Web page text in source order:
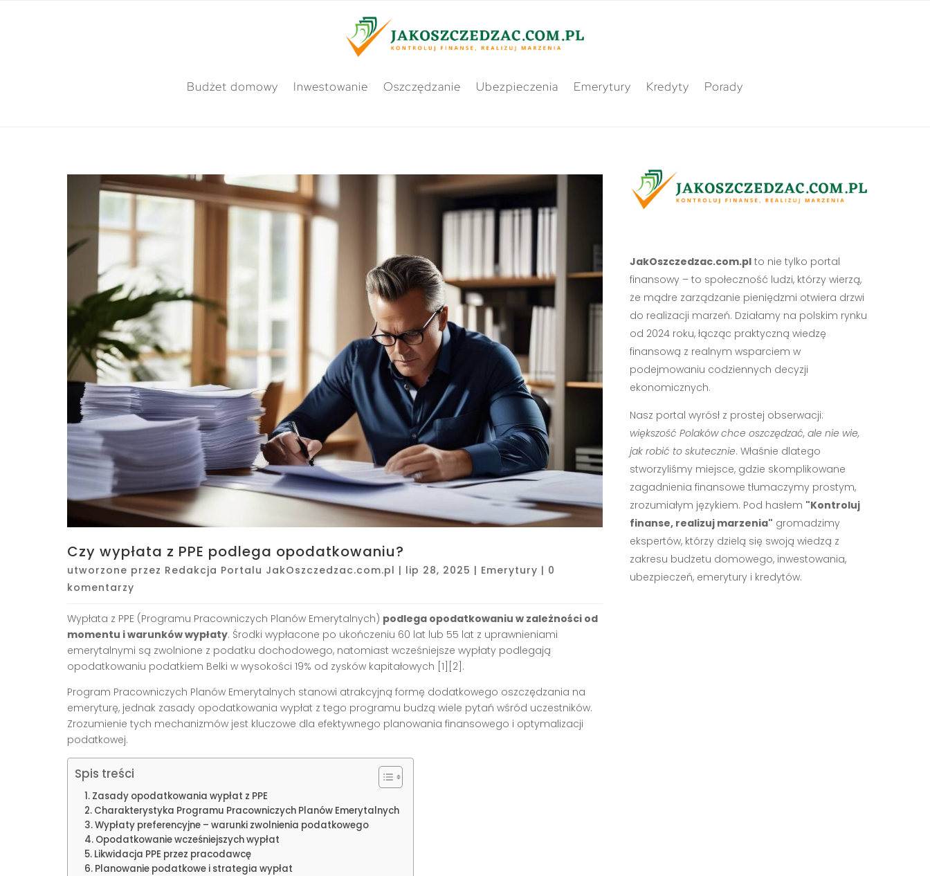
Budżet domowy Inwestowanie Oszczędzanie Ubezpieczenia Emerytury Kredyty Porady
Czy wypłata z PPE podlega opodatkowaniu?
utworzone przez Redakcja Portalu JakOszczedzac.com.pl | lip 28, 2025 | Emerytury | 0
komentarzy
Wypłata z PPE (Programu Pracowniczych Planów Emerytalnych) podlega opodatkowaniu w zależności od
momentu i warunków wypłaty. Środki wypłacone po ukończeniu 60 lat lub 55 lat z uprawnieniami
emerytalnymi są zwolnione z podatku dochodowego, natomiast wcześniejsze wypłaty podlegają
opodatkowaniu podatkiem Belki w wysokości 19% od zysków kapitałowych [1][2].
Program Pracowniczych Planów Emerytalnych stanowi atrakcyjną formę dodatkowego oszczędzania na
emeryturę, jednak zasady opodatkowania wypłat z tego programu budzą wiele pytań wśród uczestników.
Zrozumienie tych mechanizmów jest kluczowe dla efektywnego planowania finansowego i optymalizacji
podatkowej.
Spis treści
Zasady opodatkowania wypłat z PPE
Charakterystyka Programu Pracowniczych Planów Emerytalnych
Wypłaty preferencyjne – warunki zwolnienia podatkowego
Opodatkowanie wcześniejszych wypłat
Likwidacja PPE przez pracodawcę
Planowanie podatkowe i strategia wypłat
JakOszczedzac.com.plto nie tylko portal
finansowy – to społeczność ludzi, którzy wierzą,
że mądre zarządzanie pieniędzmi otwiera drzwi
do realizacji marzeń. Działamy na polskim rynku
od 2024 roku, łącząc praktyczną wiedzę
finansową z realnym wsparciem w
podejmowaniu codziennych decyzji
ekonomicznych.
Nasz portal wyrósł z prostej obserwacji:
większość Polaków chce oszczędzać, ale nie wie,
jak robić to skutecznie. Właśnie dlatego
stworzyliśmy miejsce, gdzie skomplikowane
zagadnienia finansowe tłumaczymy prostym,
zrozumiałym językiem. Pod hasłem "Kontroluj
finanse, realizuj marzenia" gromadzimy
ekspertów, którzy dzielą się swoją wiedzą z
zakresu budżetu domowego, inwestowania,
ubezpieczeń, emerytury i kredytów.